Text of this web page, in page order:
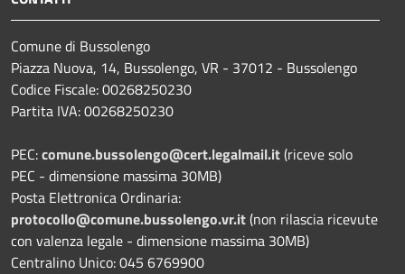
Comune di Bussolengo
Piazza Nuova, 14, Bussolengo, VR - 37012 - Bussolengo
Codice Fiscale: 00268250230
Partita IVA: 00268250230
PEC:comune.bussolengo@cert.legalmail.it(riceve solo
PEC - dimensione massima 30MB)
Posta Elettronica Ordinaria:
protocollo@comune.bussolengo.vr.it(non rilascia ricevute
con valenza legale - dimensione massima 30MB)
Centralino Unico: 045 6769900